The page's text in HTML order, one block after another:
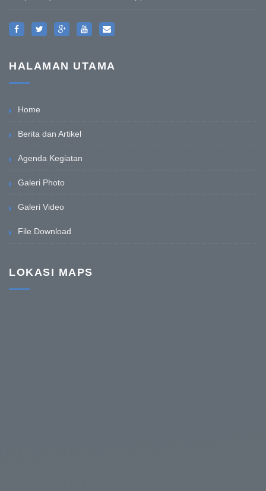
HALAMAN UTAMA
Home
Berita dan Artikel
Agenda Kegiatan
Galeri Photo
Galeri Video
File Download
LOKASI MAPS